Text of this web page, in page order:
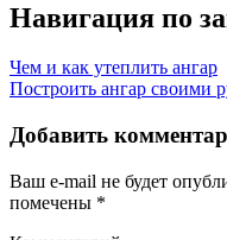
Навигация по
Чем и как утеплить ангар
Построить ангар своими
Добавить
Ваш e-mail не будет
помечены *